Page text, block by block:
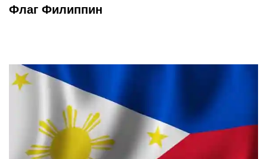
Флаг Филиппин